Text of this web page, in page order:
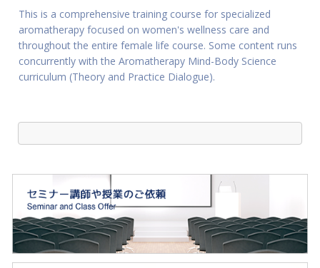
This is a comprehensive training course for specialized
aromatherapy focused on women's wellness care and
throughout the entire female life course. Some content runs
concurrently with the Aromatherapy Mind-Body Science
curriculum (Theory and Practice Dialogue).